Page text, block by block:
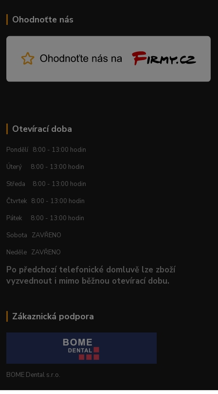
Ohodnoťte nás
Otevírací doba
Pondělí 8:00 - 13:00 hodin
Úterý 8:00 - 13:00 hodin
Středa 8:00 - 13:00 hodin
Čtvrtek 8:00 - 13:00 hodin
Pátek 8:00 - 13:00 hodin
Sobota ZAVŘENO
Neděle ZAVŘENO
Po předchozí telefonické domluvě lze zboží
vyzvednout i mimo běžnou otevírací dobu.
Zákaznická podpora
BOME Dental s.r.o.